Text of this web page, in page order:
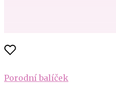
Porodní balíček